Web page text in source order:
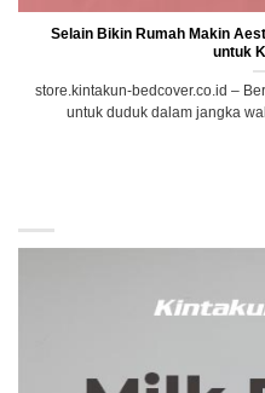
Selain Bikin Rumah Makin
untuk
store.kintakun-bedcover.co.id –
untuk duduk dalam jangka